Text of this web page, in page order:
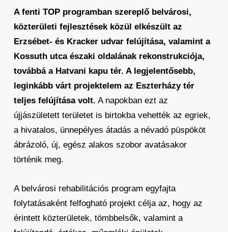
A fenti TOP programban szereplő belvárosi,
közterületi fejlesztések közül elkészült az
Erzsébet- és Kracker udvar felújítása, valamint a
Kossuth utca északi oldalának rekonstrukciója,
továbbá a Hatvani kapu tér. A legjelentősebb,
leginkább várt projektelem az Eszterházy tér
teljes felújítása volt. A napokban ezt az
újjászületett területet is birtokba vehették az egriek,
a hivatalos, ünnepélyes átadás a névadó püspököt
ábrázoló, új, egész alakos szobor avatásakor
történik meg.
A belvárosi rehabilitációs program egyfajta
folytatásaként felfogható projekt célja az, hogy az
érintett közterületek, tömbbelsők, valamint a